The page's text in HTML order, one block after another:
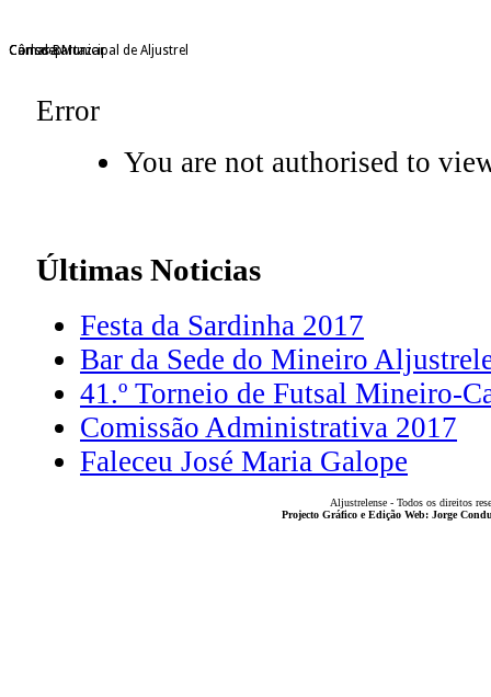
Câmara Municipal de Aljustrel
Consdep
Carlos Bartazar
Error
You are not authorised to
Últimas Noticias
Festa da Sardinha 2017
Bar da Sede do Mineiro
41.º Torneio de Futsal Mineiro-
Comissão Administrativa 2017
Faleceu José Maria Galope
Aljustrelense - Todos os direitos
Projecto Gráfico e Edição Web: Jorge